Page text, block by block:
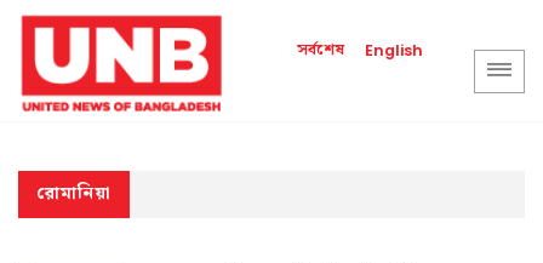
সর্বশেষ English
রোমানিয়া